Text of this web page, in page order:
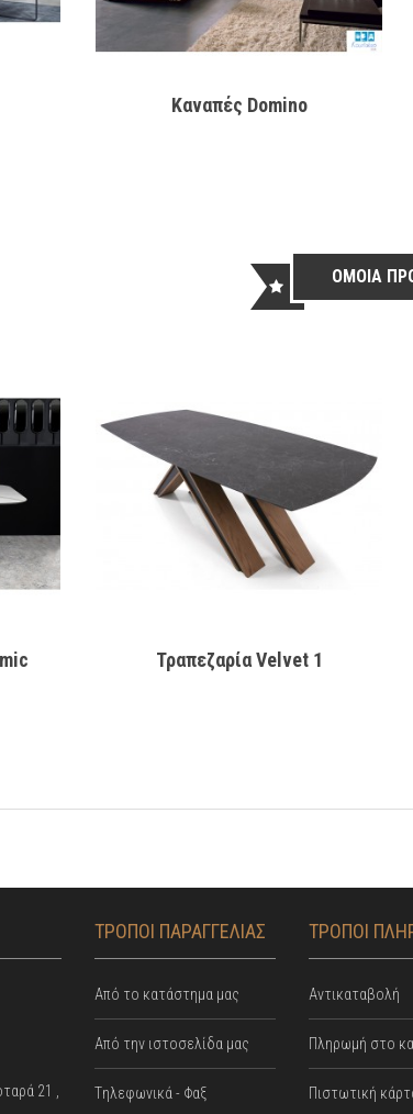
Καναπές Domino
ΟΜΟΙΑ
Τραπεζαρία Velvet 1
21 ,
ΤΡΟΠΟΙ ΠΑΡΑΓΓΕΛΙΑΣ
Από το κατάστημα μας
Από την ιστοσελίδα μας
Tηλεφωνικά - Φαξ
ΤΡΟΠΟΙ
Αντικαταβολή
Πληρωμή στο
Πιστωτική